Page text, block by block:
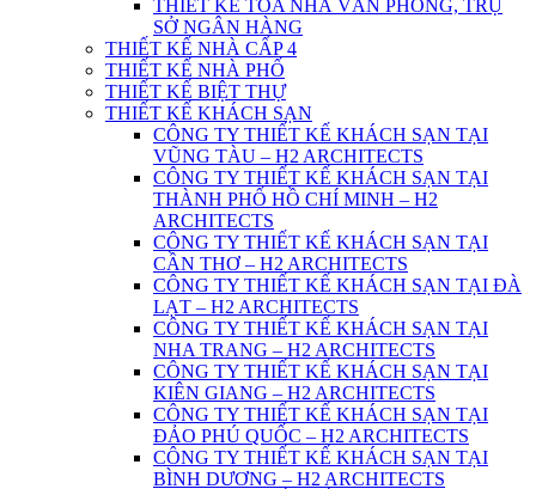
THIẾT KẾ TÒA NHÀ VĂN PHÒNG, TRỤ
SỞ NGÂN HÀNG
THIẾT KẾ NHÀ CẤP 4
THIẾT KẾ NHÀ PHỐ
THIẾT KẾ BIỆT THỰ
THIẾT KẾ KHÁCH SẠN
CÔNG TY THIẾT KẾ KHÁCH SẠN TẠI
VŨNG TÀU – H2 ARCHITECTS
CÔNG TY THIẾT KẾ KHÁCH SẠN TẠI
THÀNH PHỐ HỒ CHÍ MINH – H2
ARCHITECTS
CÔNG TY THIẾT KẾ KHÁCH SẠN TẠI
CẦN THƠ – H2 ARCHITECTS
CÔNG TY THIẾT KẾ KHÁCH SẠN TẠI ĐÀ
LẠT – H2 ARCHITECTS
CÔNG TY THIẾT KẾ KHÁCH SẠN TẠI
NHA TRANG – H2 ARCHITECTS
CÔNG TY THIẾT KẾ KHÁCH SẠN TẠI
KIÊN GIANG – H2 ARCHITECTS
CÔNG TY THIẾT KẾ KHÁCH SẠN TẠI
ĐẢO PHÚ QUỐC – H2 ARCHITECTS
CÔNG TY THIẾT KẾ KHÁCH SẠN TẠI
BÌNH DƯƠNG – H2 ARCHITECTS